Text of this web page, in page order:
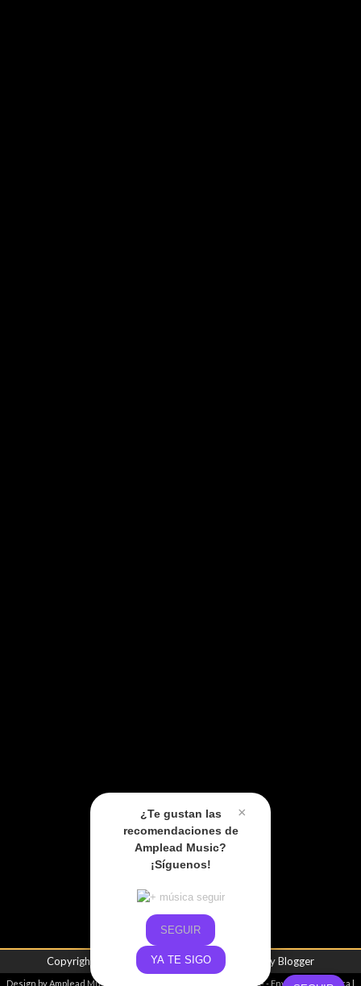
×
¿Te gustan las
recomendaciones de
Amplead Music?
¡Síguenos!
SEGUIR
YA TE SIGO
Copyright © Amplead Music| Powered byBlogger
Design byAmplead Music - Promoviendo el talento emergente - Envíanos tu música